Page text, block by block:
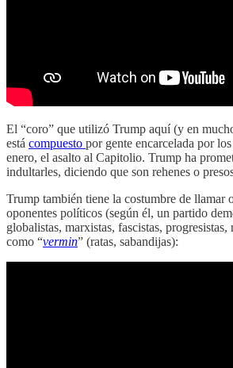
El “coro” que utilizó Trump aquí (y en
está compuesto por gente encarcelada por
enero, el asalto al Capitolio. Trump ha
indultarles, diciendo que son rehenes o
Trump también tiene la costumbre de llamar
oponentes políticos (según él, un partido
globalistas, marxistas, fascistas,
como “vermin” (ratas, sabandijas):